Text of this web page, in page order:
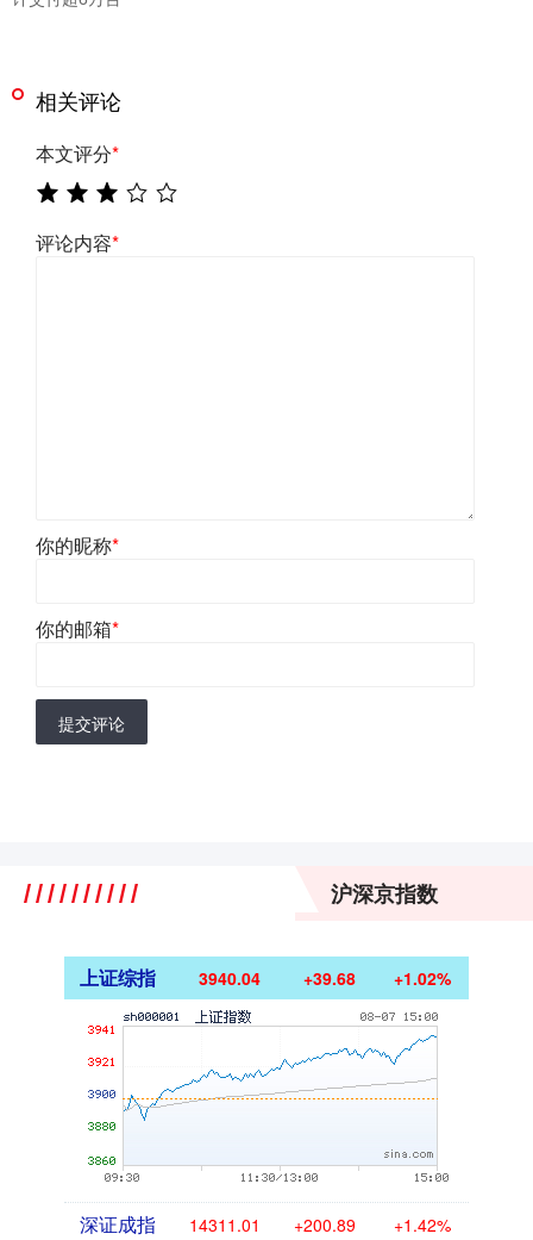
相关评论
本文评分*
评论内容*
你的昵称*
你的邮箱*
提交评论
沪深京指数
上证综指 3940.04 +39.68 +1.02%
深证成指 14311.01 +200.89 +1.42%